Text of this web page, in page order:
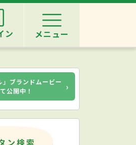
ン メニュー
」ブランドムービー
公開中！
›